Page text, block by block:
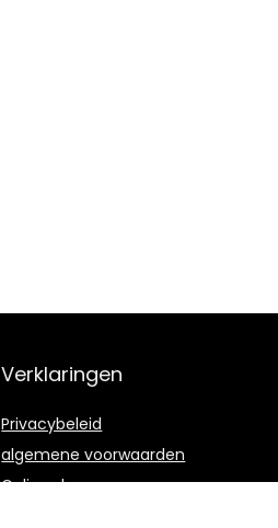
Verklaringen
Privacybeleid
algemene voorwaarden
Gelieerde